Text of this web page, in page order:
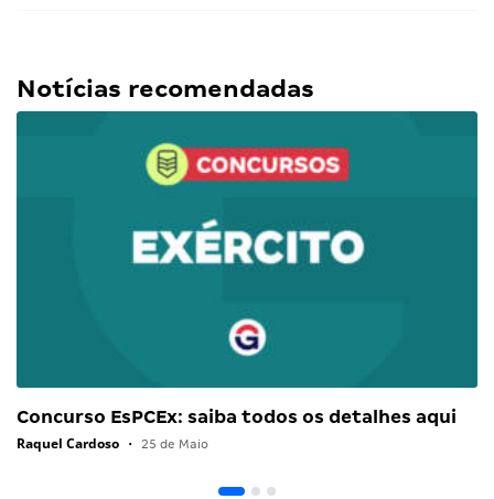
Notícias recomendadas
Concurso EsPCEx: saiba todos os detalhes aqui
Raquel Cardoso • 25 de Maio